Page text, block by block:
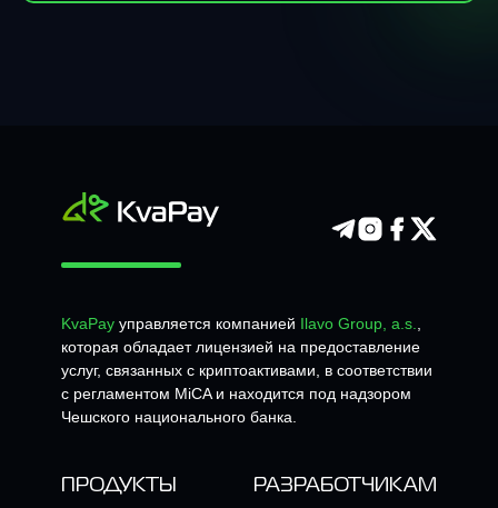
KvaPay управляется компанией Ilavo Group, a.s.,
которая обладает лицензией на предоставление
услуг, связанных с криптоактивами, в соответствии
с регламентом MiCA и находится под надзором
Чешского национального банка.
ПРОДУКТЫ
РАЗРАБОТЧИКАМ